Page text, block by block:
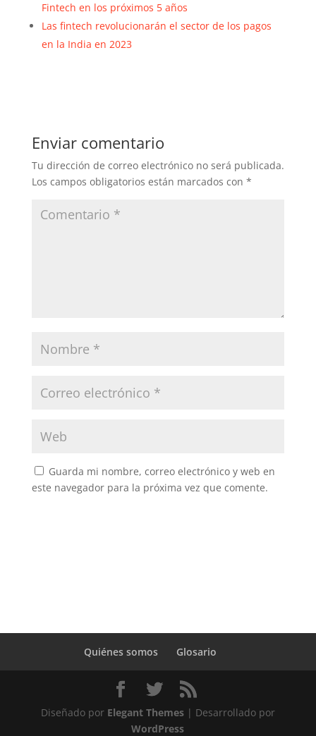
Fintech en los próximos 5 años
Las fintech revolucionarán el sector de los pagos
en la India en 2023
Enviar comentario
Tu dirección de correo electrónico no será publicada.
Los campos obligatorios están marcados con *
Guarda mi nombre, correo electrónico y web en
este navegador para la próxima vez que comente.
Quiénes somos Glosario
Diseñado por Elegant Themes| Desarrollado por
WordPress